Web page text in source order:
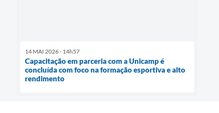
14 MAI 2026 - 14h57
Capacitação em parceria com a Unicamp é
concluída com foco na formação esportiva e alto
rendimento